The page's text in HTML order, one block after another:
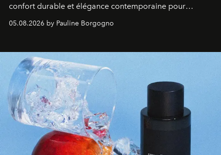
confort durable et élégance contemporaine pour
accompagner les explorations du quotidien.
05.08.2026 by Pauline Borgogno